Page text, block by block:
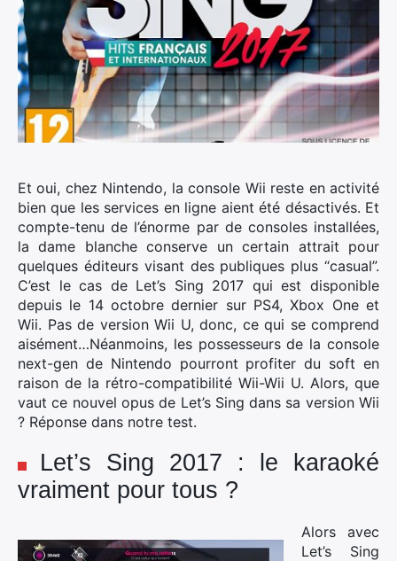
Et oui, chez Nintendo, la console Wii reste en activité
bien que les services en ligne aient été désactivés. Et
compte-tenu de l’énorme par de consoles installées,
la dame blanche conserve un certain attrait pour
quelques éditeurs visant des publiques plus “casual”.
C’est le cas de Let’s Sing 2017 qui est disponible
depuis le 14 octobre dernier sur PS4, Xbox One et
Wii. Pas de version Wii U, donc, ce qui se comprend
aisément…Néanmoins, les possesseurs de la console
next-gen de Nintendo pourront profiter du soft en
raison de la rétro-compatibilité Wii-Wii U. Alors, que
vaut ce nouvel opus de Let’s Sing dans sa version Wii
? Réponse dans notre test.
Let’s Sing 2017 : le karaoké
vraiment pour tous ?
Alors avec
Let’s Sing